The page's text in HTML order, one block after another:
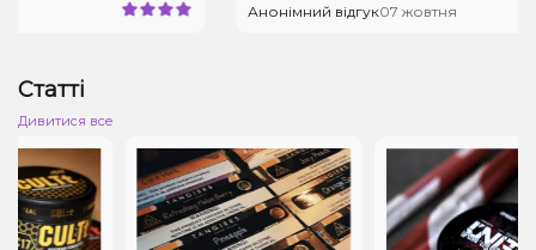
Анонімний відгук07 жовтня
Статті
Дивитися все